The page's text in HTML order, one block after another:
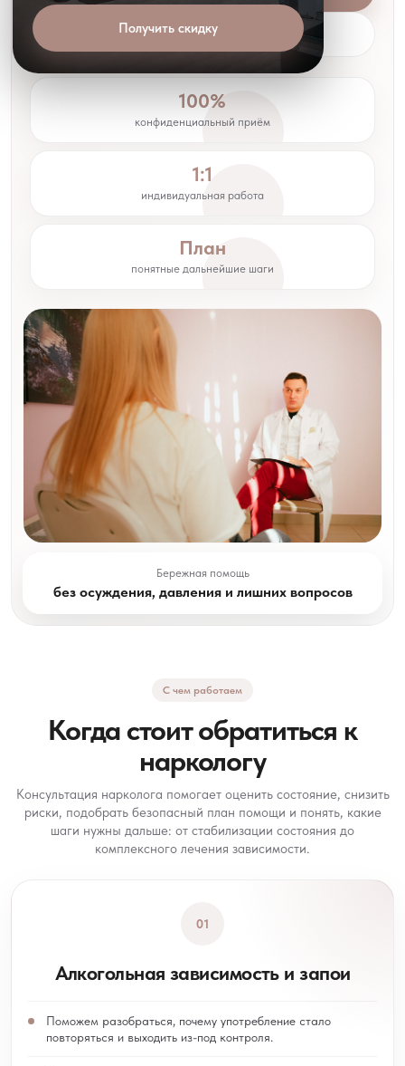
Получить скидку
Как проходит приём
100%
конфиденциальный приём
1:1
индивидуальная работа
План
понятные дальнейшие шаги
Бережная помощь
без осуждения, давления и лишних вопросов
С чем работаем
Когда стоит обратиться к
наркологу
Консультация нарколога помогает оценить состояние, снизить
риски, подобрать безопасный план помощи и понять, какие
шаги нужны дальше: от стабилизации состояния до
комплексного лечения зависимости.
01
Алкогольная зависимость и запои
Поможем разобраться, почему употребление стало
повторяться и выходить из-под контроля.